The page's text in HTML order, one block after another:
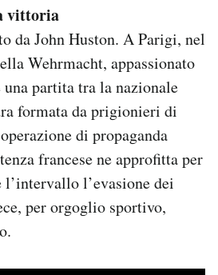
vittoria
da John Huston. A Parigi, nel
Wehrmacht, appassionato
partita tra la nazionale
formata da prigionieri di
di propaganda
francese ne approfitta per
l’evasione dei
per orgoglio sportivo,